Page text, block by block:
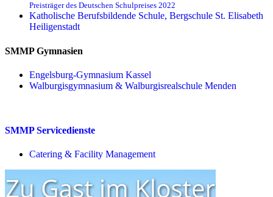
Preisträger des Deutschen Schulpreises 2022
Katholische Berufsbildende Schule, Bergschule St. Elisabeth
Heiligenstadt
SMMP Gymnasien
Engelsburg-Gymnasium Kassel
Walburgisgymnasium & Walburgisrealschule Menden
SMMP Servicedienste
Catering & Facility Management